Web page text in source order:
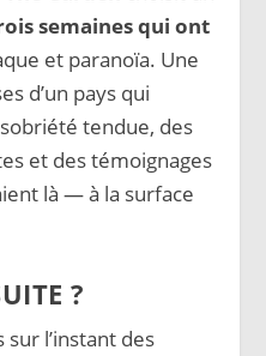
semaines qui ont
et paranoïa. Une
d’un pays qui
tendue, des
et des témoignages
là — à la surface
?
sur l’instant des